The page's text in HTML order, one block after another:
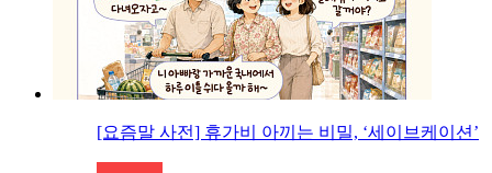
[요즘말 사전] 휴가비 아끼는 비밀, ‘세이브케이션’